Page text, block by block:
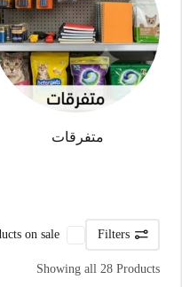
متفرقات
Filters
on sale
Showing all 28 Products